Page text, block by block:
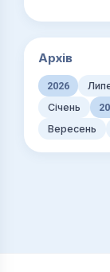
Архів
2026
Січень
Вересень